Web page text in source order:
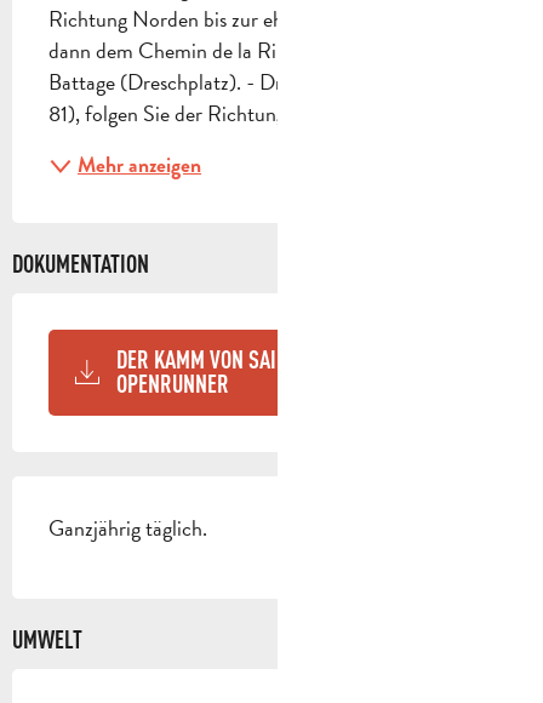
Richtung Norden bis zur ehemaligen Coop Vinicole,
dann dem Chemin de la Ribassée bis zur Tenne de
Battage (Dreschplatz). - Dreschplatz (Pfosten SB
81), folgen Sie der Richtung ''Col de l'Aigle'', gelbe...
Mehr anzeigen
DOKUMENTATION
DER KAMM VON SAINTE BAUME -
OPENRUNNER
Ganzjährig täglich.
UMWELT